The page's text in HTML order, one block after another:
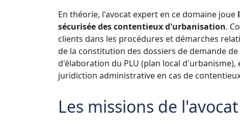
En théorie, l'avocat expert en ce domaine joue
sécurisée des contentieux d'urbanisation.
clients dans les procédures et démarches
de la constitution des dossiers de demande
d'élaboration du PLU (plan local d'urbanisme),
juridiction administrative en cas de
Les missions de